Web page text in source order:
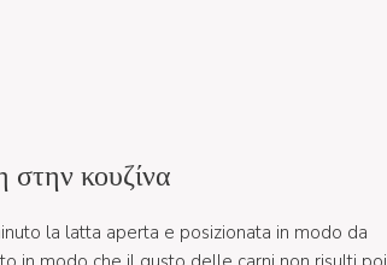
στην κουζίνα
la latta aperta e posizionata in modo da